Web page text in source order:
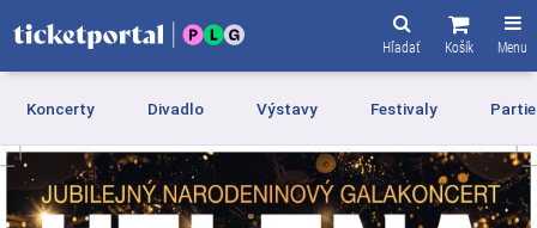
Menu
Košík
Hľadať
Koncerty Divadlo Výstavy Festivaly